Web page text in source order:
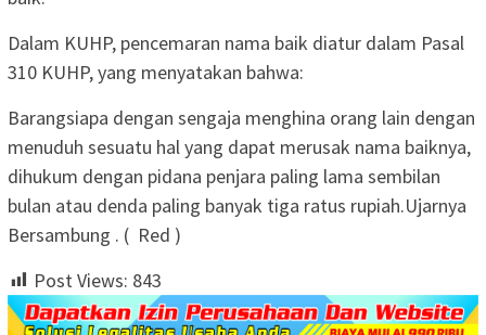
Dalam KUHP, pencemaran nama baik diatur dalam Pasal
310 KUHP, yang menyatakan bahwa:
Barangsiapa dengan sengaja menghina orang lain dengan
menuduh sesuatu hal yang dapat merusak nama baiknya,
dihukum dengan pidana penjara paling lama sembilan
bulan atau denda paling banyak tiga ratus rupiah.Ujarnya
Bersambung . ( Red )
Post Views: 843